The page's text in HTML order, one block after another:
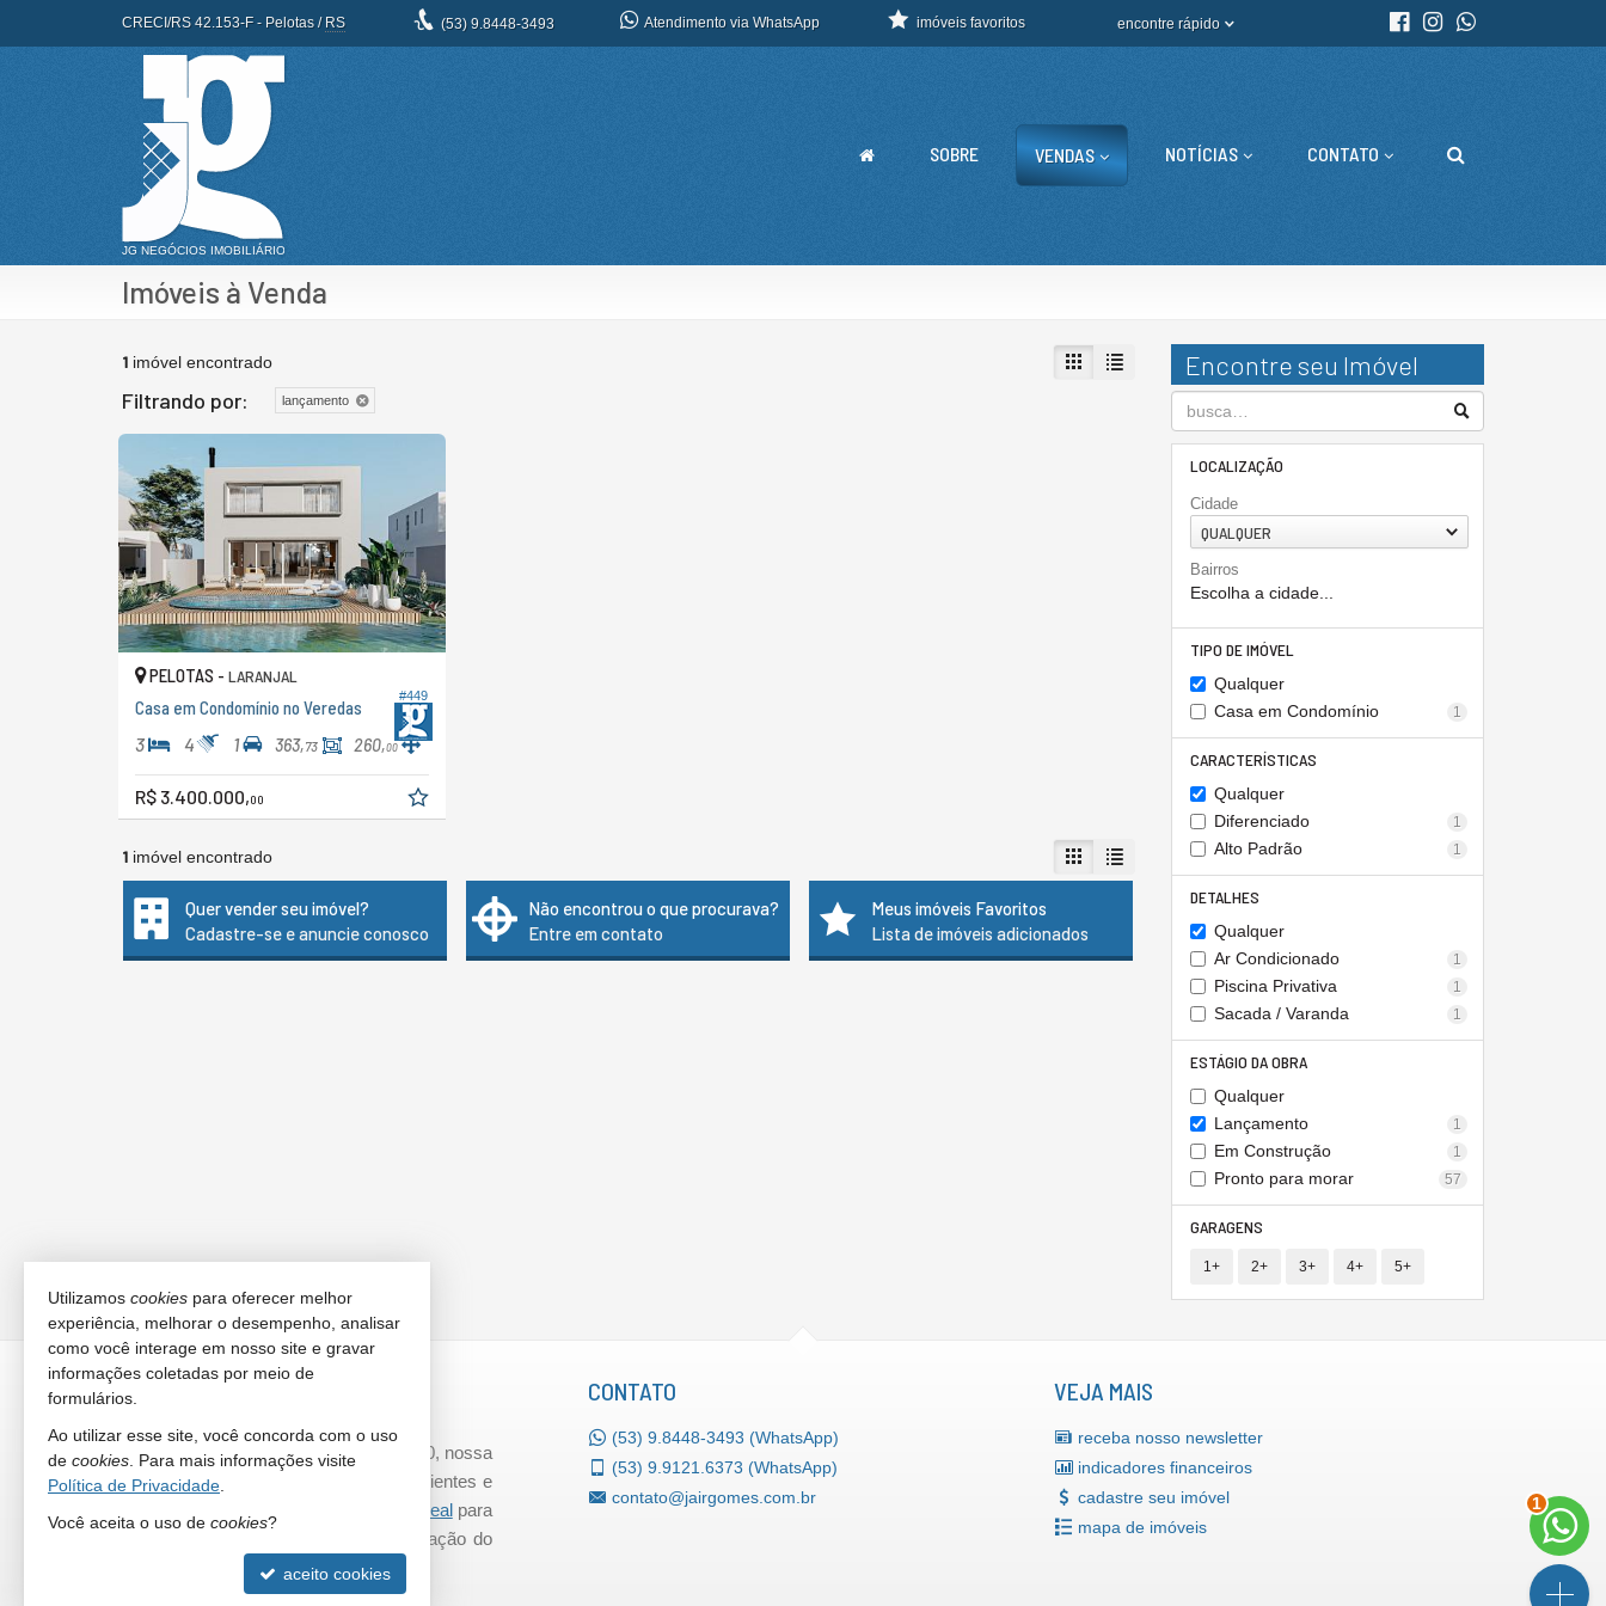
CRECI/RS 42.153-F - Pelotas / RS (53) 9.8448-3493 Atendimento via WhatsApp encontre rápido
imóveis favoritos
SOBRE VENDAS NOTÍCIAS CONTATO
Imóveis à Venda
Encontre seu Imóvel
LOCALIZAÇÃO
Cidade
QUALQUER
Bairros
Escolha a cidade...
TIPO DE IMÓVEL
Qualquer
Casa em Condomínio
1
CARACTERÍSTICAS
Qualquer
Diferenciado
1
Alto Padrão 1
DETALHES
Qualquer
Ar Condicionado
1
Piscina Privativa 1
Sacada / Varanda 1
ESTÁGIO DA OBRA
Qualquer
Lançamento
1
Em Construção 1
Pronto para morar 57
GARAGENS
1+ 2+ 3+ 4+ 5+
1 imóvel encontrado
Filtrando por: lançamento
#449
PELOTAS - LARANJAL
Casa em Condomínio no Veredas
3 4 1 363,73 260,00
R$ 3.400.000,00
1 imóvel encontrado
Quer vender seu imóvel?
Cadastre-se e anuncie conosco
Não encontrou o que procurava?
Entre em contato
Meus imóveis Favoritos
Lista de imóveis adicionados
JAIR GOMES
Atuando no ramo imobiliário desde 2010, nossa
equipe é formada por corretores experientes e
imóvel idealpara
sua família, focando sempre na satisfação do
cliente e seu negócio.
CONTATO
(53) 9.8448-3493 (WhatsApp)
(53) 9.9121.6373 (WhatsApp)
contato@jairgomes.com.br
VEJA MAIS
receba nosso newsletter
indicadores financeiros
cadastre seu imóvel
mapa de imóveis
1
Utilizamos cookies para oferecer melhor
experiência, melhorar o desempenho, analisar
como você interage em nosso site e gravar
informações coletadas por meio de
formulários.
Ao utilizar esse site, você concorda com o uso
de cookies . Para mais informações visite
Política de Privacidade
Você aceita o uso de cookies?
aceito cookies